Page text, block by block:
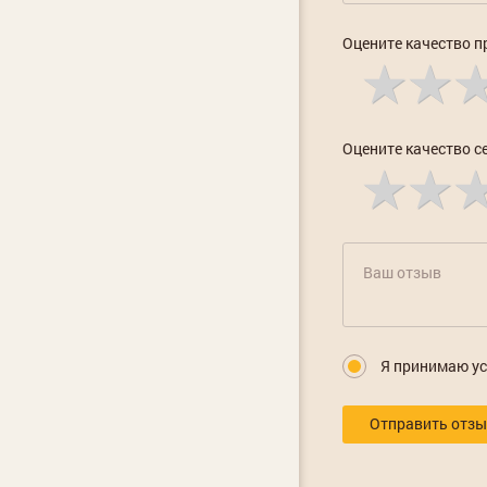
Оцените качество
Оцените качество
Я принимаю
Отправить